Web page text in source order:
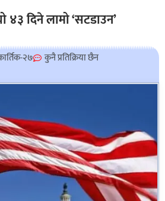
u
o
४३ दिने लामो ‘सटडाउन’
२७ कुनै प्रतिक्रिया छैन